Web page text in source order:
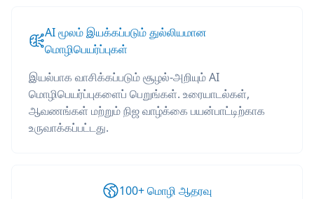
AI மூலம் இயக்கப்படும் துல்லியமான
மொழிபெயர்ப்புகள்
இயல்பாக வாசிக்கப்படும் சூழல்-அறியும் AI
மொழிபெயர்ப்புகளைப் பெறுங்கள். உரையாடல்கள்,
ஆவணங்கள் மற்றும் நிஜ வாழ்க்கை பயன்பாட்டிற்காக
உருவாக்கப்பட்டது.
100+ மொழி ஆதரவு